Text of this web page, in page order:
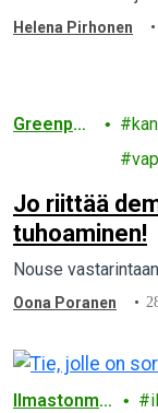
aktivismi
Helena Pirhonen
Greenpea
Jo riittää
tuhoaminen!
Nouse
Oona Poranen
Ilmastonmu